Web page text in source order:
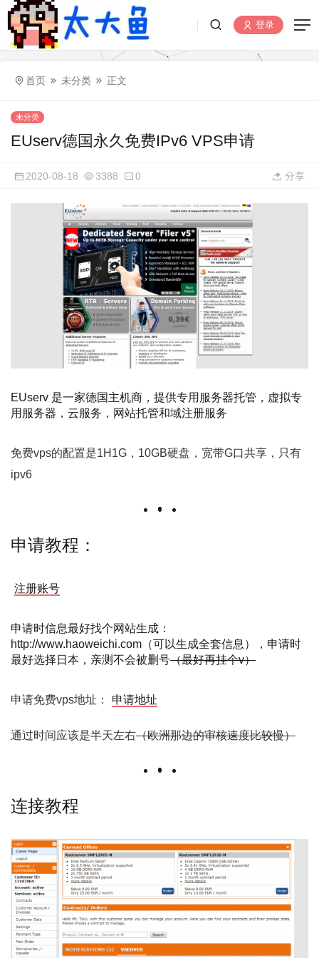
登录
首页 未分类 正文
未分类
EUserv德国永久免费IPv6 VPS申请
2020-08-18 3388 0 分享
EUserv 是一家德国主机商，提供专用服务器托管，虚拟专
用服务器，云服务，网站托管和域注册服务
免费vps的配置是1H1G，10GB硬盘，宽带G口共享，只有
ipv6
申请教程：
注册账号
申请时信息最好找个网站生成：
http://www.haoweichi.com （可以生成全套信息），申请时
最好选择日本，亲测不会被删号（最好再挂个v）
申请免费vps地址： 申请地址
通过时间应该是半天左右（欧洲那边的审核速度比较慢）
连接教程